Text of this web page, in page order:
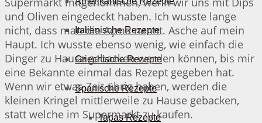
Italienische Rezepte
Griechische Rezepte
Spanische Rezepte
Tapas Rezepte
und Oliven eingedeckt haben. Ich wusste lange
nicht, dass man die Açma nennt. Asche auf mein
Haupt. Ich wusste ebenso wenig, wie einfach die
Dinger zu Hause gebacken werden können, bis mir
eine Bekannte einmal das Rezept gegeben hat.
Wenn wir etwas Zeit übrig haben, werden die
kleinen Kringel mittlerweile zu Hause gebacken,
statt welche im Supermarkt zu kaufen.